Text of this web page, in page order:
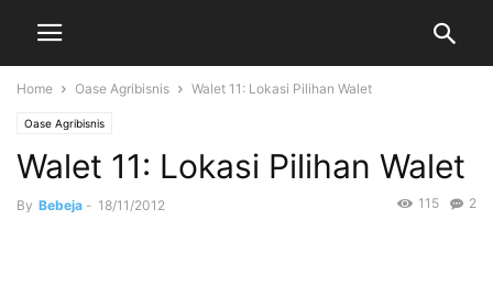
Home Oase Agribisnis Walet 11: Lokasi Pilihan Walet
Oase Agribisnis
Walet 11: Lokasi Pilihan Walet
By Bebeja - 18/11/2012 2
115